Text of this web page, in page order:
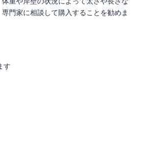
門家に相談して購入することを勧めま
す